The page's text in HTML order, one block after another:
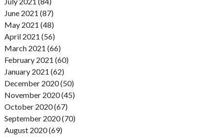
June 2021 (87)
May 2021 (48)
April 2021 (56)
March 2021 (66)
February 2021 (60)
January 2021 (62)
December 2020 (50)
November 2020 (45)
October 2020 (67)
September 2020 (70)
August 2020 (69)